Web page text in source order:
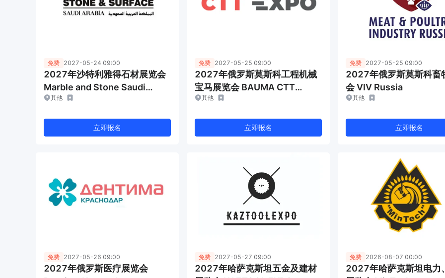
免费 2027-05-24 09:00
2027年沙特利雅得石材展览会
Marble and Stone Saudi
Arabia
其他
立即报名
免费 2027-05-25 09:00
2027年俄罗斯莫斯科工程机械
宝马展览会 BAUMA CTT
Russia
其他
立即报名
免费 2027-05-25 09:00
2027年俄罗斯莫斯科畜
会 VIV Russia
其他
立即报名
免费 2027-05-26 09:00
2027年俄罗斯医疗展览会
免费 2027-05-27 09:00
2027年哈萨克斯坦五金及建材
免费 2026-08-07 00:00
2027年哈萨克斯坦电力